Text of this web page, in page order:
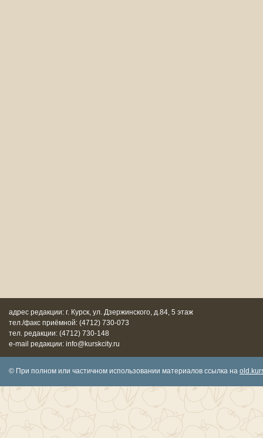
адрес редакции: г. Курск, ул. Дзержинского, д.84, 5 этаж
тел./факс приёмной: (4712) 730-073
тел. редакции: (4712) 730-148
e-mail редакции: info@kurskcity.ru
© При полном или частичном использовании материалов ссылка на